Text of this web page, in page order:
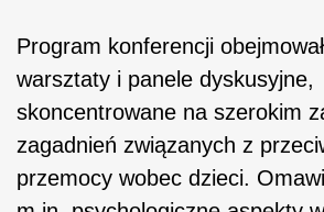
Program konferencji
warsztaty i panele dyskusyjne,
skoncentrowane na szerokim
zagadnień związanych z
przemocy wobec dzieci.